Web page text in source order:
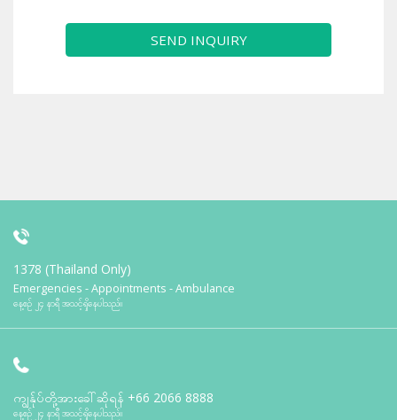
SEND INQUIRY
1378 (Thailand Only)
Emergencies - Appointments - Ambulance
နေ့စဉ် ၂၄ နာရီ အသင့်ရှိနေပါသည်။
ကျွန်ုပ်တို့အားခေါ်ဆိုရန် +66 2066 8888
နေ့စဉ် ၂၄ နာရီ အသင့်ရှိနေပါသည်။